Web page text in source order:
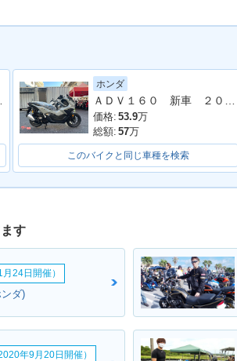
ホンダ
価格: 53.9万
総額: 57万
このバイクと同じ車種を検索
す
24日開催）
ダ)
年9月20日開催）